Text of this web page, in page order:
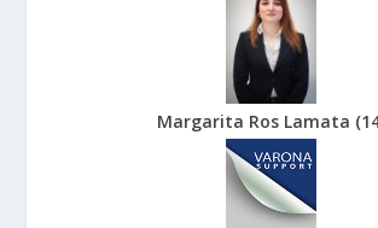
Margarita Ros Lamata (